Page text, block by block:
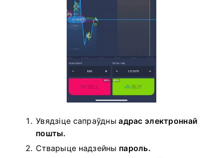
Увядзіце сапраўдныадрас электроннай
пошты.
Стварыце надзейны пароль.